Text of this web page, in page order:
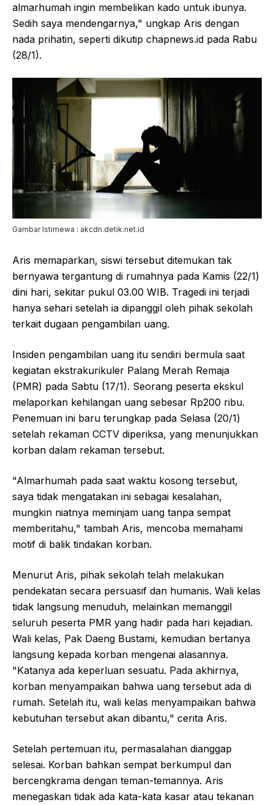
almarhumah ingin membelikan kado untuk ibunya.
Sedih saya mendengarnya," ungkap Aris dengan
nada prihatin, seperti dikutip chapnews.id pada Rabu
(28/1).
Gambar Istimewa : akcdn.detik.net.id
Aris memaparkan, siswi tersebut ditemukan tak
bernyawa tergantung di rumahnya pada Kamis (22/1)
dini hari, sekitar pukul 03.00 WIB. Tragedi ini terjadi
hanya sehari setelah ia dipanggil oleh pihak sekolah
terkait dugaan pengambilan uang.
Insiden pengambilan uang itu sendiri bermula saat
kegiatan ekstrakurikuler Palang Merah Remaja
(PMR) pada Sabtu (17/1). Seorang peserta ekskul
melaporkan kehilangan uang sebesar Rp200 ribu.
Penemuan ini baru terungkap pada Selasa (20/1)
setelah rekaman CCTV diperiksa, yang menunjukkan
korban dalam rekaman tersebut.
"Almarhumah pada saat waktu kosong tersebut,
saya tidak mengatakan ini sebagai kesalahan,
mungkin niatnya meminjam uang tanpa sempat
memberitahu," tambah Aris, mencoba memahami
motif di balik tindakan korban.
Menurut Aris, pihak sekolah telah melakukan
pendekatan secara persuasif dan humanis. Wali kelas
tidak langsung menuduh, melainkan memanggil
seluruh peserta PMR yang hadir pada hari kejadian.
Wali kelas, Pak Daeng Bustami, kemudian bertanya
langsung kepada korban mengenai alasannya.
"Katanya ada keperluan sesuatu. Pada akhirnya,
korban menyampaikan bahwa uang tersebut ada di
rumah. Setelah itu, wali kelas menyampaikan bahwa
kebutuhan tersebut akan dibantu," cerita Aris.
Setelah pertemuan itu, permasalahan dianggap
selesai. Korban bahkan sempat berkumpul dan
bercengkrama dengan teman-temannya. Aris
menegaskan tidak ada kata-kata kasar atau tekanan